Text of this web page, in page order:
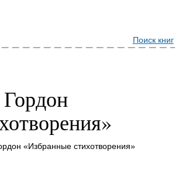
Поиск книг
«Избранные стихотворения»